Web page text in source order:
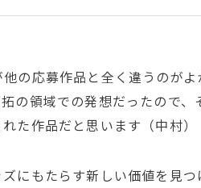
の応募作品と全く違うのがよ
の領域での発想だったので、
た作品だと思います（中村）
にもたらす新しい価値を見つ